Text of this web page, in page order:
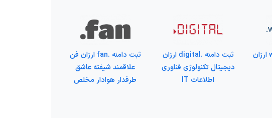
ثبت دامنه .webcam ارزان
ثبت دامنه .digital ارزان
دیجیتال تکنولوژی فناوری
اطلاعات IT
ثبت دامنه .fan ارزان فن
علاقمند شیفته عاشق
طرفدار هوادار مخلص